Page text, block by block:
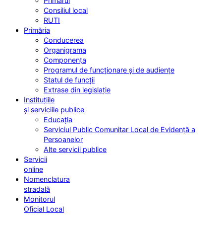
Consiliul local
RUTI
Primăria
Conducerea
Organigrama
Componența
Programul de funcționare și de audiențe
Statul de funcții
Extrase din legislație
Instituțiile
și serviciile publice
Educația
Serviciul Public Comunitar Local de Evidență a
Persoanelor
Alte servicii publice
Servicii
online
Nomenclatura
stradală
Monitorul
Oficial Local